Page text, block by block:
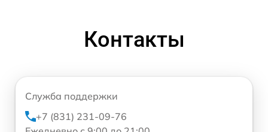
Контакты
Служба поддержки
+7 (831) 231-09-76